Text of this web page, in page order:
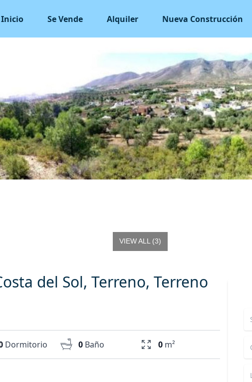
Inicio Se Vende Alquiler Nueva Construcción
VIEW ALL(3)
del Sol, Terreno, Terreno
Dormitorio 0 Baño 0 m²